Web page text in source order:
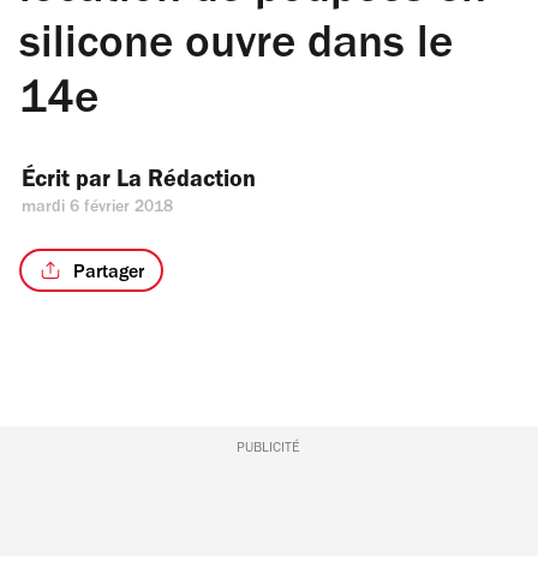
silicone ouvre dans le
14e
Écrit par La Rédaction
mardi 6 février 2018
Partager
PUBLICITÉ